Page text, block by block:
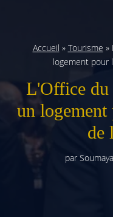
Accueil » Tourisme »
logement pour
L'Office du
un
de
par Soumaya